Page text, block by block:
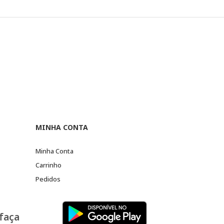
MINHA CONTA
Minha Conta
Carrinho
Pedidos